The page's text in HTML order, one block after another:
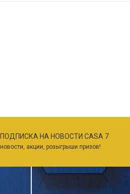
ПОДПИСКА НА НОВОСТИ CASA 7
новости, акции, розыгрыши призов!